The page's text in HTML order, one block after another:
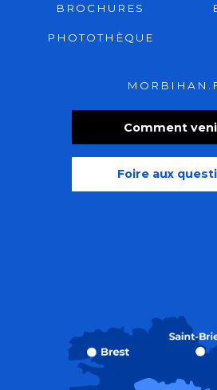
Comment
Foire aux
BROCHURES
PHOTOTHÈQUE